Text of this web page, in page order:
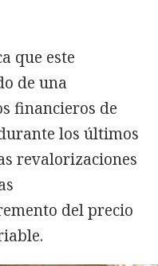
que este
de una
financieros de
los últimos
revalorizaciones
del precio